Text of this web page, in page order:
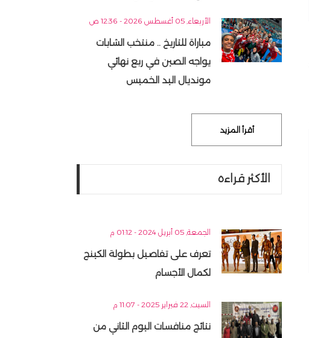
الأربعاء, 05 أغسطس 2026 - 12:36 ص
مباراة للتاريخ .. منتخب الشابات
يواجه الصين في ربع نهائي
مونديال اليد الخميس
أقرأ المزيد
الأكثر قراءه
الجمعة, 05 أبريل 2024 - 01:12 م
تعرف على تفاصيل بطولة الكينج
لكمال الأجسام
السبت, 22 فبراير 2025 - 11:07 م
نتائج منافسات اليوم الثاني من